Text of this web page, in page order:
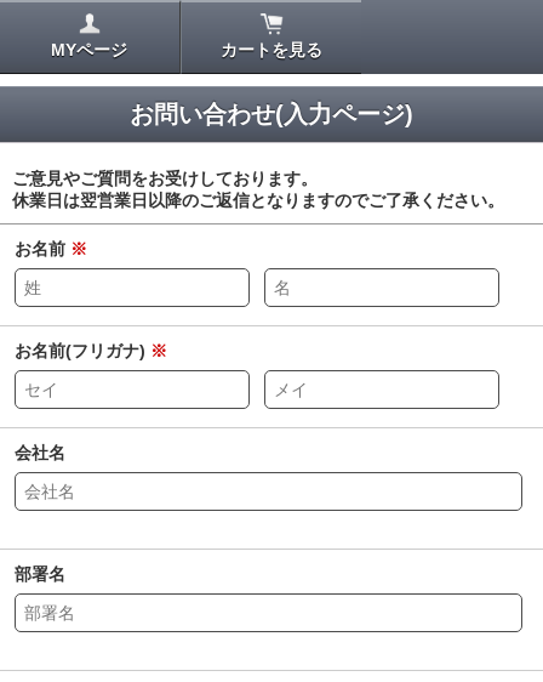
MYページ カートを見る
お問い合わせ(入力ページ)
ご意見やご質問をお受けしております。
休業日は翌営業日以降のご返信となりますのでご了承ください。
お名前 ※
お名前(フリガナ) ※
会社名
部署名